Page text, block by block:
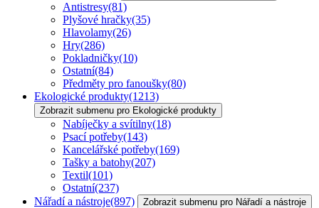
Antistresy(81)
Plyšové hračky(35)
Hlavolamy(26)
Hry(286)
Pokladničky(10)
Ostatní(84)
Předměty pro fanoušky(80)
Ekologické produkty(1213)
Zobrazit submenu pro Ekologické produkty
Nabíječky a svítilny(18)
Psací potřeby(143)
Kancelářské potřeby(169)
Tašky a batohy(207)
Textil(101)
Ostatní(237)
Nářadí a nástroje(897) Zobrazit submenu pro Nářadí a nástroje